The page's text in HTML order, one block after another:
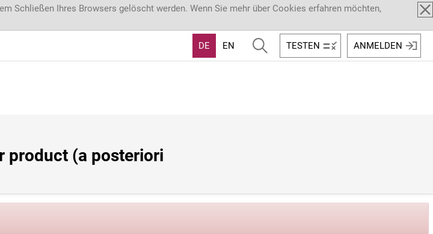
Schließen Ihres Browsers gelöscht werden. Wenn Sie mehr über Cookies erfahren möchten,
DE EN TESTEN ANMELDEN
product (a posteriori